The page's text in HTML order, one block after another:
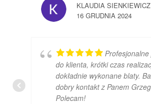
KLAUDIA SIENKIEWICZ
16 GRUDNIA 2024
do klienta, krótki czas
dokładnie wykonane blaty.
dobry kontakt z Panem
Polecam!